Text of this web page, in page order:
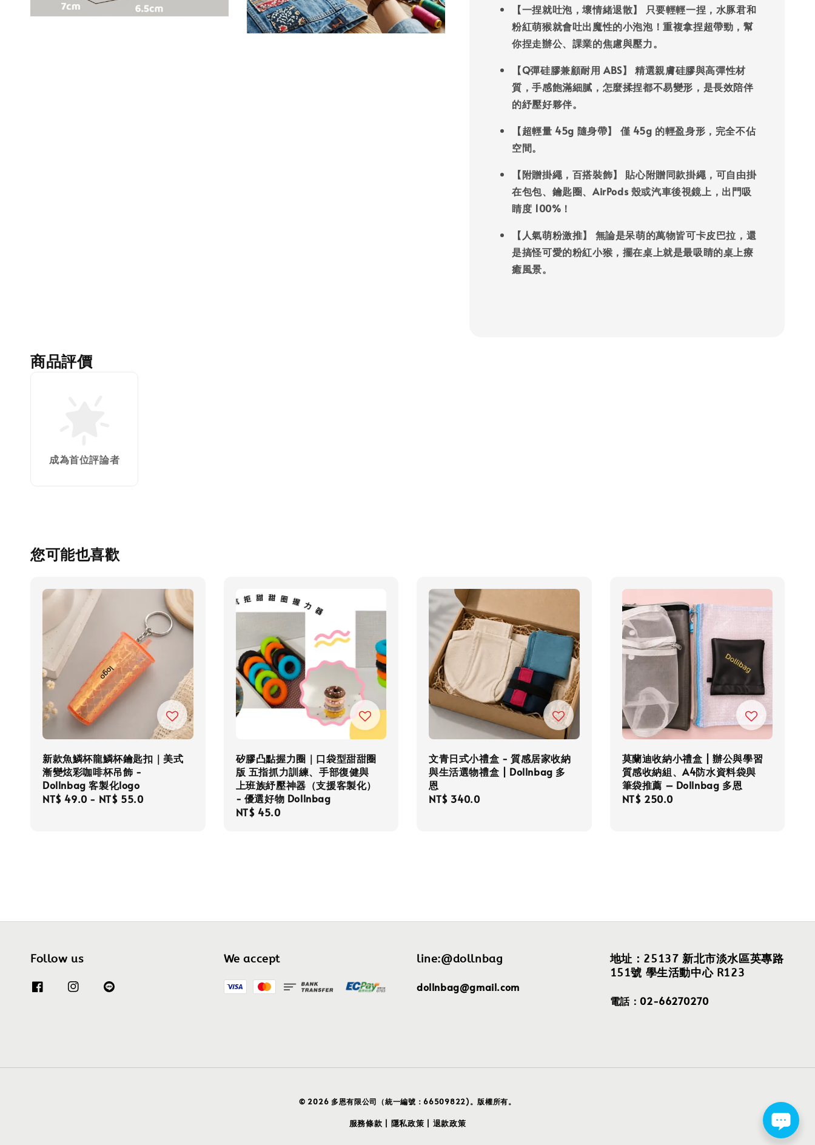
【一捏就吐泡，壞情緒退散】
只要輕輕一捏， 水豚君和
粉紅萌猴就會吐出魔性的小泡泡！重複拿捏超帶勁，幫
你捏走辦公、課業的焦慮與壓力。
【Q彈硅膠兼顧耐用 ABS】
精選親膚硅膠與高彈性材
質，手感飽滿細膩，怎麼揉捏都不易變形，是長效陪伴
的紓壓好夥伴。
【超輕量 45g 隨身帶】
僅 45g 的輕盈身形，完全不佔
空間。
【附贈掛繩，百搭裝飾】
貼心附贈同款掛繩，可自由掛
在包包、鑰匙圈、AirPods 殼或汽車後視鏡上，出門吸
睛度 100%！
【人氣萌粉激推】
無論是呆萌的萬物皆可卡皮巴拉，還
是搞怪可愛的粉紅小猴，擺在桌上就是最吸睛的桌上療
癒風景。
商品評價
成為首位評論者
您可能也喜歡
新款魚鱗杯龍鱗杯鑰匙扣｜美式
漸變炫彩咖啡杯吊飾 -
Dollnbag 客製化logo
Regular
NT$ 49.0 - NT$ 55.0
矽膠凸點握力圈｜口袋型甜甜圈
版 五指抓力訓練、手部復健與
上班族紓壓神器（支援客製化）
- 優選好物 Dollnbag
Regular
NT$ 45.0
文青日式小禮盒 - 質感居家收納
與生活選物禮盒 | Dollnbag 多
恩
Regular
NT$ 340.0
莫蘭迪收納小禮盒 | 辦公與學習
質感收納組、A4防水資料袋與
筆袋推薦 – Dollnbag 多恩
Regular
NT$ 250.0
Follow us We accept line:@dollnbag
dollnbag@gmail.com
地址：25137 新北市淡水區英專路
151號 學生活動中心 R123
電話：02-66270270
© 2026 多恩有限公司（統一編號：66509822)。版權所有。
服務條款 隱私政策 退款政策